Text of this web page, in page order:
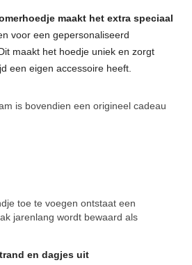
maakt het extra speciaal
voor een gepersonaliseerd
maakt het hoedje uniek en zorgt
een eigen accessoire heeft.
is bovendien een origineel cadeau
toe te voegen ontstaat een
jarenlang wordt bewaard als
en dagjes uit